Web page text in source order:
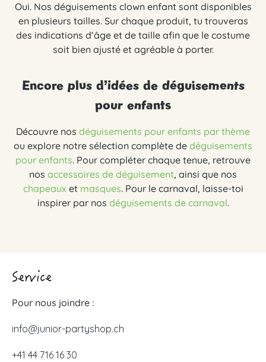
Oui. Nos déguisements clown enfant sont disponibles
en plusieurs tailles. Sur chaque produit, tu trouveras
des indications d’âge et de taille afin que le costume
soit bien ajusté et agréable à porter.
Encore plus d’idées de déguisements
pour enfants
Découvre nos déguisements pour enfants par thème
ou explore notre sélection complète de déguisements
pour enfants. Pour compléter chaque tenue, retrouve
nos accessoires de déguisement, ainsi que nos
chapeauxet masques. Pour le carnaval, laisse-toi
inspirer par nos déguisements de carnaval.
Service
Pour nous joindre :
info@junior-partyshop.ch
+41 44 716 16 30